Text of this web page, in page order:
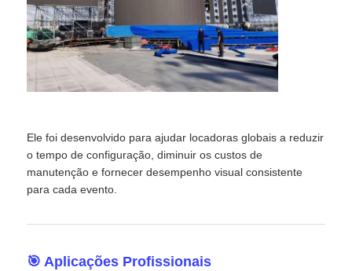
Ele foi desenvolvido para ajudar locadoras globais a reduzir
o tempo de configuração, diminuir os custos de
manutenção e fornecer desempenho visual consistente
para cada evento.
🎯 Aplicações Profissionais